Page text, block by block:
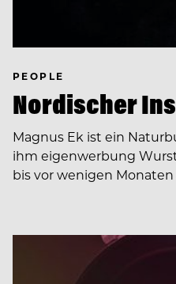
PEOPLE
Nordischer
Magnus Ek ist ein
ihm eigenwerbung
bis vor wenigen